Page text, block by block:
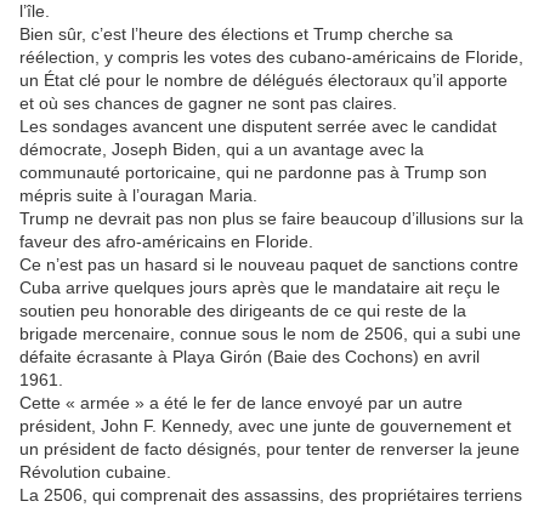
l’île.
Bien sûr, c’est l’heure des élections et Trump cherche sa
réélection, y compris les votes des cubano-américains de Floride,
un État clé pour le nombre de délégués électoraux qu’il apporte
et où ses chances de gagner ne sont pas claires.
Les sondages avancent une disputent serrée avec le candidat
démocrate, Joseph Biden, qui a un avantage avec la
communauté portoricaine, qui ne pardonne pas à Trump son
mépris suite à l’ouragan Maria.
Trump ne devrait pas non plus se faire beaucoup d’illusions sur la
faveur des afro-américains en Floride.
Ce n’est pas un hasard si le nouveau paquet de sanctions contre
Cuba arrive quelques jours après que le mandataire ait reçu le
soutien peu honorable des dirigeants de ce qui reste de la
brigade mercenaire, connue sous le nom de 2506, qui a subi une
défaite écrasante à Playa Girón (Baie des Cochons) en avril
1961.
Cette « armée » a été le fer de lance envoyé par un autre
président, John F. Kennedy, avec une junte de gouvernement et
un président de facto désignés, pour tenter de renverser la jeune
Révolution cubaine.
La 2506, qui comprenait des assassins, des propriétaires terriens